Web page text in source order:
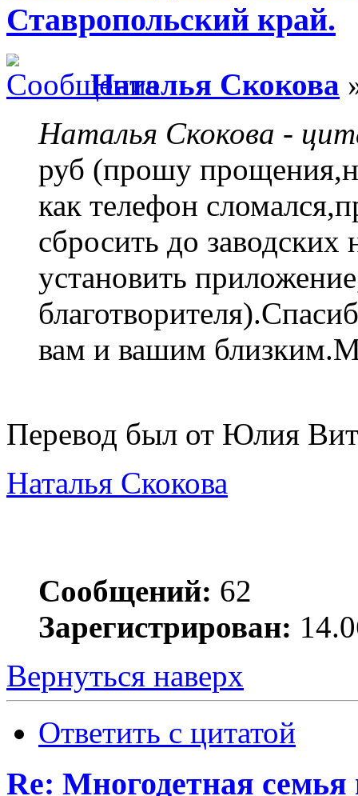
Ставропольский край.
Наталья Скокова
Наталья Скокова -
руб (прошу
как телефон
сбросить до заводских
установить
вам и вашим
Перевод был от Юлия
Наталья Скокова
Сообщений: 62
Зарегистрирован:
Вернуться наверх
Ответить с цитатой
Re: Многодетная